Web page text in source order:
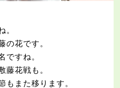
。
の花です。
ですね。
藤花戦も。
もまた移ります。